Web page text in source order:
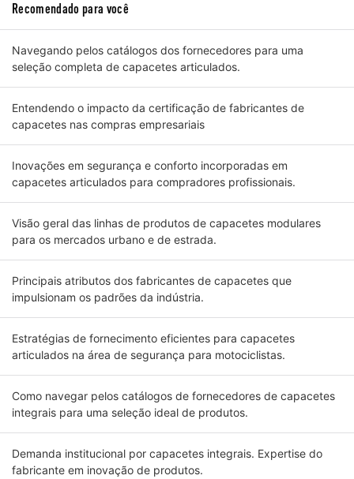
Recomendado para você
Navegando pelos catálogos dos fornecedores para uma
seleção completa de capacetes articulados.
Entendendo o impacto da certificação de fabricantes de
capacetes nas compras empresariais
Inovações em segurança e conforto incorporadas em
capacetes articulados para compradores profissionais.
Visão geral das linhas de produtos de capacetes modulares
para os mercados urbano e de estrada.
Principais atributos dos fabricantes de capacetes que
impulsionam os padrões da indústria.
Estratégias de fornecimento eficientes para capacetes
articulados na área de segurança para motociclistas.
Como navegar pelos catálogos de fornecedores de capacetes
integrais para uma seleção ideal de produtos.
Demanda institucional por capacetes integrais. Expertise do
fabricante em inovação de produtos.